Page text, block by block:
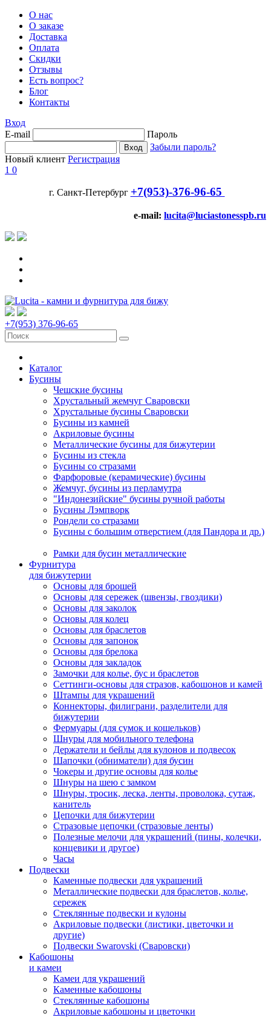
О нас
О заказе
Доставка
Оплата
Скидки
Отзывы
Есть вопрос?
Блог
Контакты
Вход
E-mail
Пароль
Забыли пароль?
Новый клиент Регистрация
1 0
г. Санкт-Петербург +7(953)-376-96-65
e-mail: lucita@luciastonesspb.ru
+7(953) 376-96-65
Каталог
Бусины
Чешские бусины
Хрустальный жемчуг Сваровски
Хрустальные бусины Сваровски
Бусины из камней
Акриловые бусины
Металлические бусины для бижутерии
Бусины из стекла
Бусины со стразами
Фарфоровые (керамические) бусины
Жемчуг, бусины из перламутра
"Индонезийские" бусины ручной работы
Бусины Лэмпворк
Рондели со стразами
Бусины с большим отверстием (для Пандора и др.)
Рамки для бусин металлические
Фурнитура
для бижутерии
Основы для брошей
Основы для сережек (швензы, гвоздики)
Основы для заколок
Основы для колец
Основы для браслетов
Основы для запонок
Основы для брелока
Основы для закладок
Замочки для колье, бус и браслетов
Сеттинги-основы для стразов, кабошонов и камей
Штампы для украшений
Коннекторы, филиграни, разделители для
бижутерии
Фермуары (для сумок и кошельков)
Шнуры для мобильного телефона
Держатели и бейлы для кулонов и подвесок
Шапочки (обниматели) для бусин
Чокеры и другие основы для колье
Шнуры на шею с замком
Шнуры, тросик, леска, ленты, проволока, сутаж,
канитель
Цепочки для бижутерии
Стразовые цепочки (стразовые ленты)
Полезные мелочи для украшений (пины, колечки,
концевики и другое)
Часы
Подвески
Каменные подвески для украшений
Металлические подвески для браслетов, колье,
сережек
Стеклянные подвески и кулоны
Акриловые подвески (листики, цветочки и
другие)
Подвески Swarovski (Сваровски)
Кабошоны
и камеи
Камеи для украшений
Каменные кабошоны
Стеклянные кабошоны
Акриловые кабошоны и цветочки